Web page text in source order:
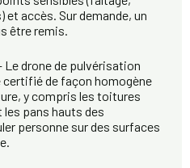
accès. Sur demande, un
être remis.
Le drone de pulvérisation
de façon homogène
y compris les toitures
pans hauts des
personne sur des surfaces